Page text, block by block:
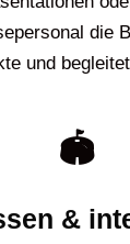
die
und
🏟️
&